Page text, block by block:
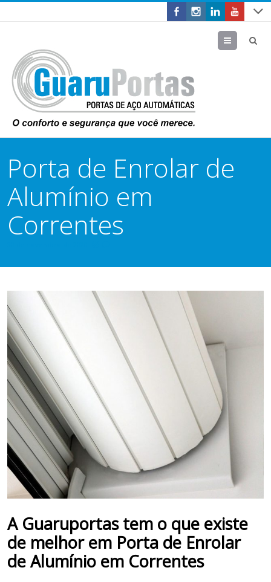
Menu
Porta de Enrolar de
Alumínio em
Correntes
A Guaruportas tem o que existe
de melhor em Porta de Enrolar
de Alumínio em Correntes